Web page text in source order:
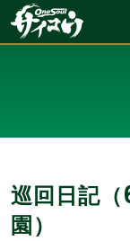
巡回日記
園）